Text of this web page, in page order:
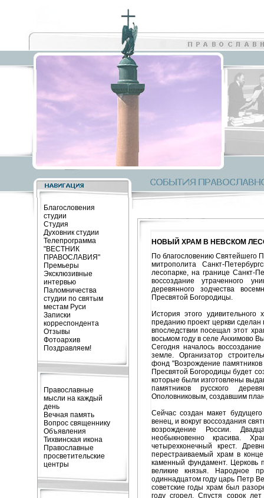
Благословения
студии
Студия
Духовник студии
Телепрограмма
"ВЕСТНИК
ПРАВОСЛАВИЯ"
Премьеры
Эксклюзивные
интервью
Паломничества
студии по святым
местам Руси
Записки
корреспондента
Отзывы
Фотоархив
Поздравляем!
Православные
мысли на каждый
день
Вечная память
Вопрос священнику
Объявления
Тихвинская икона
Православные
просветительские
центры
НОВЫЙ ХРАМ В НЕВСКОМ
По благословению Святейшего
митрополита Санкт-
лесопарке, на границе Санкт-
воссоздание утраченного
деревянного зодчества
Пресвятой Богородицы.
История этого
преданию проект церкви
впоследствии посещал этот
восьмом году в селе Анхимово
Сегодня началось
земле. Организатор
фонд "Возрождение памятников
Пресвятой Богородицы будет
которые были изготовлены
памятников русского
Ополовниковым, создавшим
Cейчас создан макет
венец, и вокруг воссоздания
возрождение России.
необыкновенно красива.
четырехконечный крест.
перестраиваемый храм в
каменный фундамент. Церковь
великие князья. Народное
одиннадцатом году царь Петр
советские годы храм был
году сгорел. Спустя сорок